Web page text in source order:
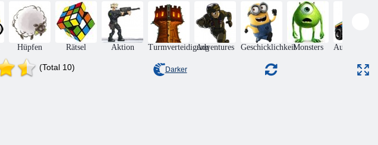
Bekämpfe
Power Rangers
Power Rangers
Skater
Mega Zord
Schwerter der
Wut: Power
Rangers
MegaForce
Hüpfen Rätsel Aktion TurmverteidigungAdventures GeschicklichkeitMonsters
(Total 10) Darker